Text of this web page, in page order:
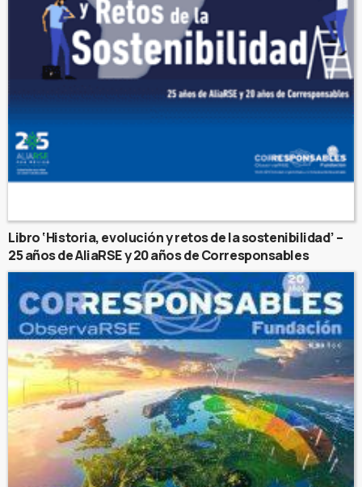
Libro ‘Historia, evolución y retos de la sostenibilidad’ –
25 años de AliaRSE y 20 años de Corresponsables